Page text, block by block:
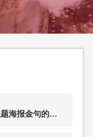
关于征集综合服务保障体系主题海报金句的通知